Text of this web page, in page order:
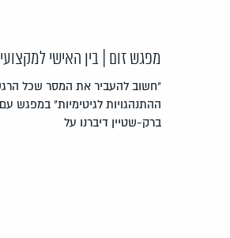
מפגש זום | בין האישי למקצועי
"חשוב להעביר את המסר שכל
ההתנהגויות לגיטימיות" במפגש
ברק-שטיין דיברנו על